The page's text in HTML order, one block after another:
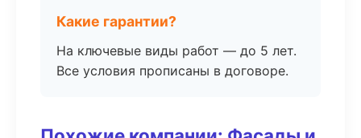
Какие гарантии?
На ключевые виды работ — до 5 лет.
Все условия прописаны в договоре.